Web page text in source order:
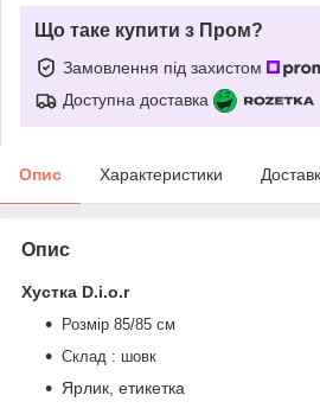
Що таке купити з Пром?
Замовлення під захистом
Доступна доставка
Опис Характеристики
Опис
Хустка D.i.o.r
Розмір 85/85 см
Склад : шовк
Ярлик, етикетка